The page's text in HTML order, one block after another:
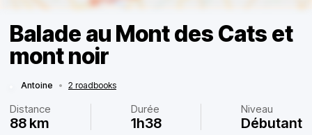
Balade au Mont des Cats et
mont noir
Antoine • 2 roadbooks
Distance
88 km
Durée
1h38
Niveau
Débutant